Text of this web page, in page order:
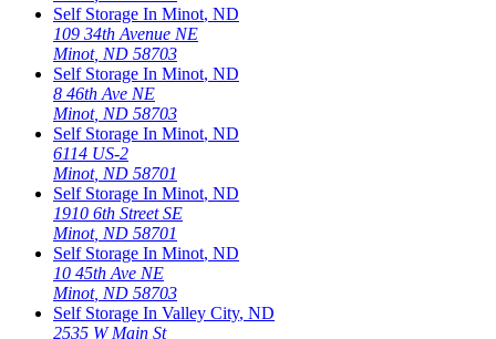
Self Storage In Minot, ND
109 34th Avenue NE
Minot, ND 58703
Self Storage In Minot, ND
8 46th Ave NE
Minot, ND 58703
Self Storage In Minot, ND
6114 US-2
Minot, ND 58701
Self Storage In Minot, ND
1910 6th Street SE
Minot, ND 58701
Self Storage In Minot, ND
10 45th Ave NE
Minot, ND 58703
Self Storage In Valley City, ND
2535 W Main St